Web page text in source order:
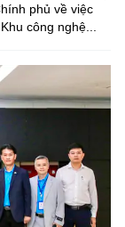
phủ về việc
công nghệ...